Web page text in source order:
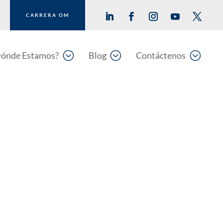
CARRERA OM
;
Estamos? ;
Blog ;
Contáctenos